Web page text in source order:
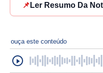
📌 Ler Resumo Da
ouça este conteúdo